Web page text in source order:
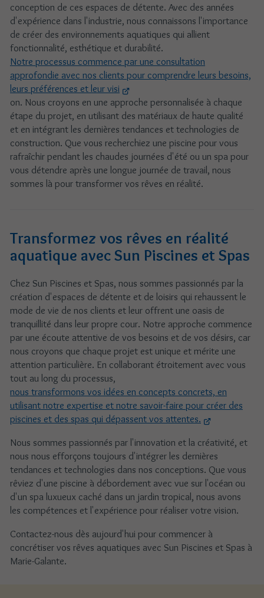
conception de ces espaces de détente. Avec des années
d'expérience dans l'industrie, nous connaissons l'importance
de créer des environnements aquatiques qui allient
fonctionnalité, esthétique et durabilité.
Notre processus commence par une consultation
approfondie avec nos clients pour comprendre leurs besoins,
leurs préférences et leur visi
on. Nous croyons en une approche personnalisée à chaque
étape du projet, en utilisant des matériaux de haute qualité
et en intégrant les dernières tendances et technologies de
construction. Que vous recherchiez une piscine pour vous
rafraîchir pendant les chaudes journées d'été ou un spa pour
vous détendre après une longue journée de travail, nous
sommes là pour transformer vos rêves en réalité.
Transformez vos rêves en réalité
aquatique avec Sun Piscines et Spas
Chez Sun Piscines et Spas, nous sommes passionnés par la
création d'espaces de détente et de loisirs qui rehaussent le
mode de vie de nos clients et leur offrent une oasis de
tranquillité dans leur propre cour. Notre approche commence
par une écoute attentive de vos besoins et de vos désirs, car
nous croyons que chaque projet est unique et mérite une
attention particulière. En collaborant étroitement avec vous
tout au long du processus,
nous transformons vos idées en concepts concrets, en
utilisant notre expertise et notre savoir-faire pour créer des
piscines et des spas qui dépassent vos attentes.
Nous sommes passionnés par l'innovation et la créativité, et
nous nous efforçons toujours d'intégrer les dernières
tendances et technologies dans nos conceptions. Que vous
rêviez d'une piscine à débordement avec vue sur l'océan ou
d'un spa luxueux caché dans un jardin tropical, nous avons
les compétences et l'expérience pour réaliser votre vision.
Contactez-nous dès aujourd'hui pour commencer à
concrétiser vos rêves aquatiques avec Sun Piscines et Spas à
Marie-Galante.